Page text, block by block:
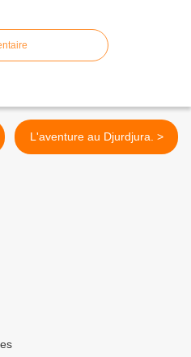
L'aventure au Djurdjura. >